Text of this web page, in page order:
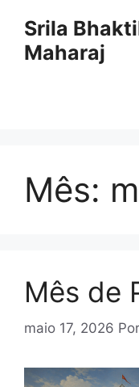
paraSrila
Maharaj
Mês:
Mês de
maio 17, 2026 Por